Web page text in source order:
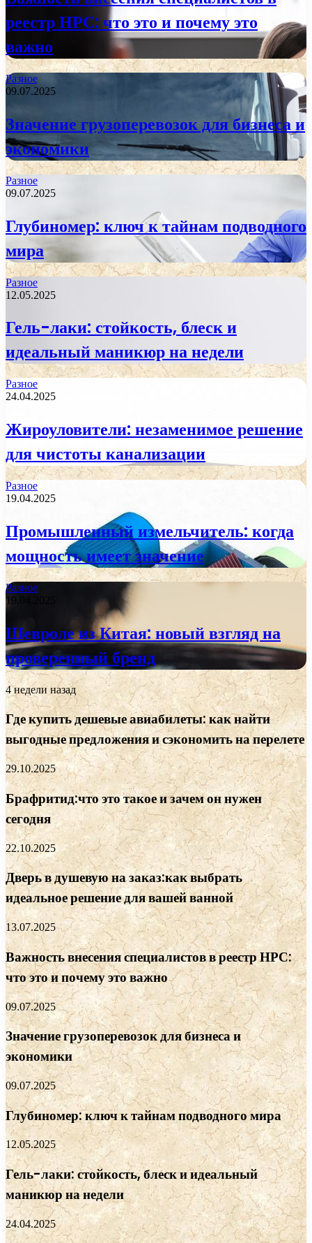
реестр НРС: что это и почему это
важно
Разное
09.07.2025
Значение грузоперевозок для бизнеса и
экономики
Разное
09.07.2025
Глубиномер: ключ к тайнам подводного
мира
Разное
12.05.2025
Гель-лаки: стойкость, блеск и
идеальный маникюр на недели
Разное
24.04.2025
Жироуловители: незаменимое решение
для чистоты канализации
Разное
19.04.2025
Промышленный измельчитель: когда
мощность имеет значение
Разное
19.04.2025
Шевроле из Китая: новый взгляд на
проверенный бренд
4 недели назад
Где купить дешевые авиабилеты: как найти
выгодные предложения и сэкономить на перелете
29.10.2025
Брафритид:что это такое и зачем он нужен
сегодня
22.10.2025
Дверь в душевую на заказ:как выбрать
идеальное решение для вашей ванной
13.07.2025
Важность внесения специалистов в реестр НРС:
что это и почему это важно
09.07.2025
Значение грузоперевозок для бизнеса и
экономики
09.07.2025
Глубиномер: ключ к тайнам подводного мира
12.05.2025
Гель-лаки: стойкость, блеск и идеальный
маникюр на недели
24.04.2025